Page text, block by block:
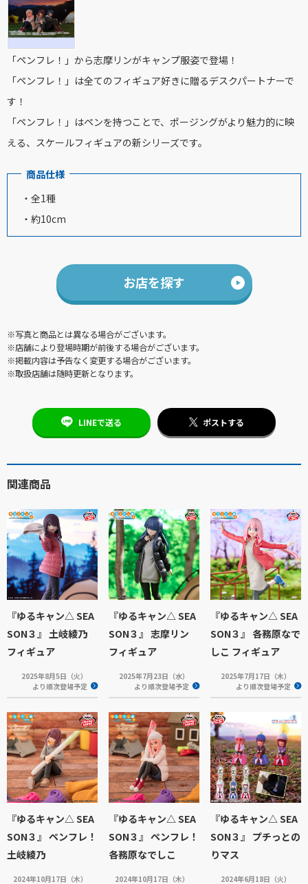
「ペンフレ！」から志摩リンがキャンプ服姿で登場！
「ペンフレ！」は全てのフィギュア好きに贈るデスクパートナーで
す！
「ペンフレ！」はペンを持つことで、ポージングがより魅力的に映
える、スケールフィギュアの新シリーズです。
商品仕様
・全1種
・約10cm
お店を探す
※写真と商品とは異なる場合がございます。
※店舗により登場時期が前後する場合がございます。
※掲載内容は予告なく変更する場合がございます。
※取扱店舗は随時更新となります。
LINEで送る ポストする
関連商品
『ゆるキャン△ SEA
SON３』 土岐綾乃
フィギュア
2025年8月5日（火）
より順次登場予定
『ゆるキャン△ SEA
SON３』 志摩リン
フィギュア
2025年7月23日（水）
より順次登場予定
『ゆるキャン△ SEA
SON３』 各務原なで
しこ フィギュア
2025年7月17日（木）
より順次登場予定
『ゆるキャン△ SEA
SON３』 ペンフレ！
土岐綾乃
2024年10月17日（木）
『ゆるキャン△ SEA
SON３』 ペンフレ！
各務原なでしこ
2024年10月17日（木）
『ゆるキャン△ SEA
SON３』 プチっとの
りマス
2024年6月18日（火）